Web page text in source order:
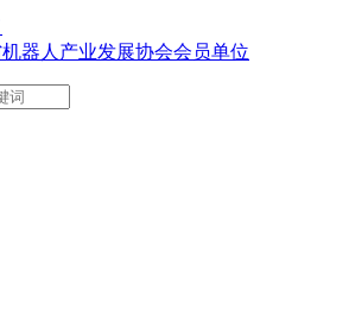
器人产业发展协会会员单位